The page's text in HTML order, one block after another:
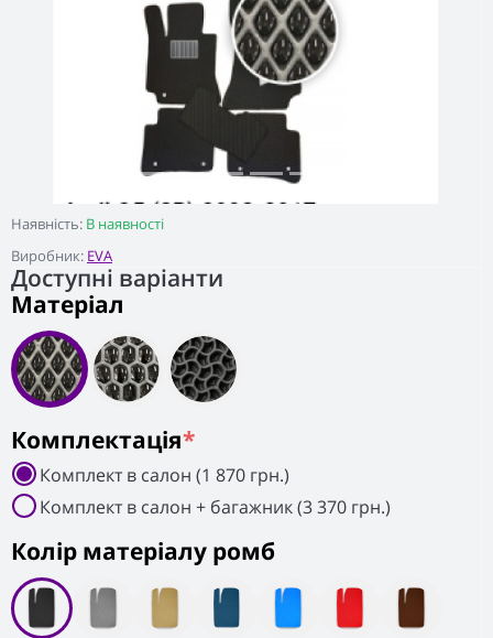
Наявність: В наявності
Виробник: EVA
Доступні варіанти
Матеріал
Колiр матеріалу ромб
Комплектація*
Комплект в салон (1 870 грн.)
Комплект в салон + багажник (3 370 грн.)